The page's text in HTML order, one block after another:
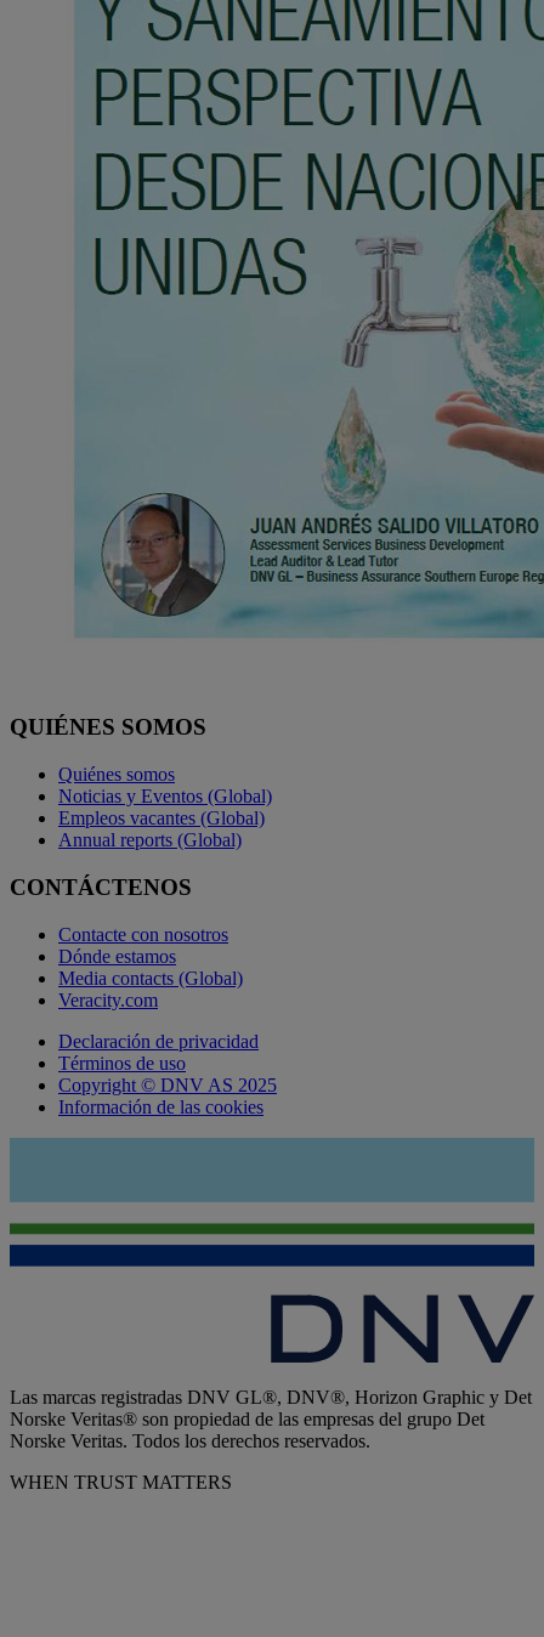
QUIÉNES SOMOS
Quiénes somos
Noticias y Eventos (Global)
Empleos vacantes (Global)
Annual reports (Global)
CONTÁCTENOS
Contacte con nosotros
Dónde estamos
Media contacts (Global)
Veracity.com
Declaración de privacidad
Términos de uso
Copyright © DNV AS 2025
Información de las cookies
Las marcas registradas DNV GL®, DNV®, Horizon Graphic y Det
Norske Veritas® son propiedad de las empresas del grupo Det
Norske Veritas. Todos los derechos reservados.
WHEN TRUST MATTERS